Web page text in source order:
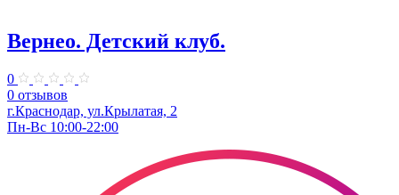
Вернео. Детский клуб.
0
0 отзывов
г.Краснодар, ул.Крылатая, 2
Пн-Вс 10:00-22:00